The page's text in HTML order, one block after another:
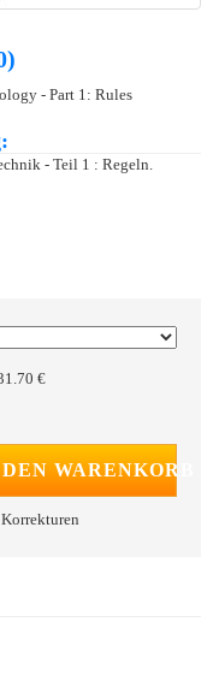
- Part 1: Rules
- Teil 1 : Regeln.
€
WARENKORB